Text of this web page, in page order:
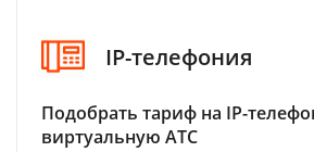
IP-телефония
Подобрать тариф на IP-
виртуальную АТС